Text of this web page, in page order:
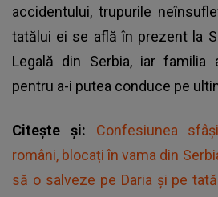
accidentului, trupurile
tatălui ei se află în prezent la
Legală din Serbia, iar familia
pentru a-i putea conduce pe
Citește și: Confesiunea
români, blocați în vama din
să o salveze pe Daria și pe